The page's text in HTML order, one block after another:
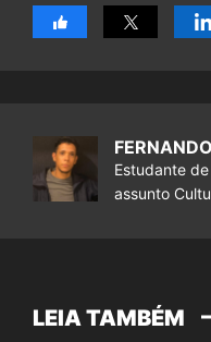
Estudante
assunto
LEIA TAMBÉM